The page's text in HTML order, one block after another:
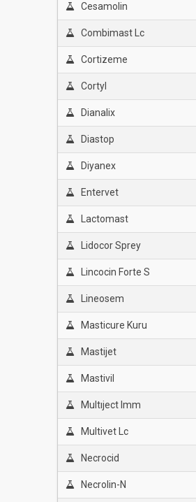
Cesamolin
Combimast Lc
Cortizeme
Cortyl
Dianalix
Diastop
Diyanex
Entervet
Lactomast
Lidocor Sprey
Lincocin Forte S
Lineosem
Masticure Kuru
Mastijet
Mastivil
Multıject Imm
Multivet Lc
Necrocid
Necrolin-N